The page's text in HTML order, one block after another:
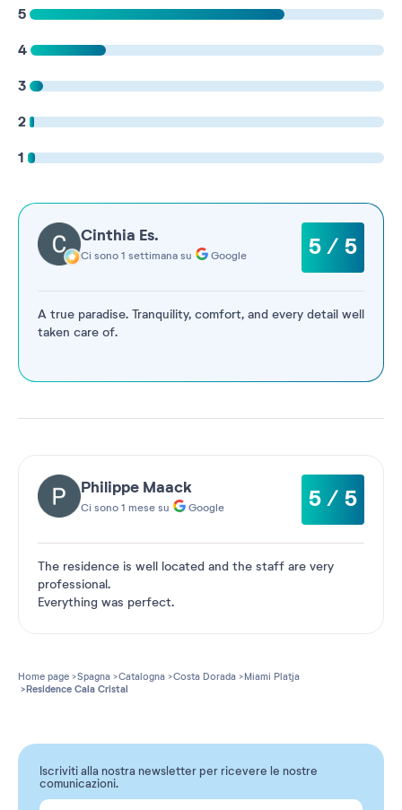
5
4
3
2
1
Cinthia Es.
Ci sono 1 settimana su Google 5 / 5
A true paradise. Tranquility, comfort, and every detail well
taken care of.
Philippe Maack
Ci sono 1 mese su Google 5 / 5
The residence is well located and the staff are very
professional.
Everything was perfect.
Home page Spagna Catalogna Costa Dorada
Miami Platja
Residence Cala Cristal
Iscriviti alla nostra newsletter per ricevere le nostre
comunicazioni.